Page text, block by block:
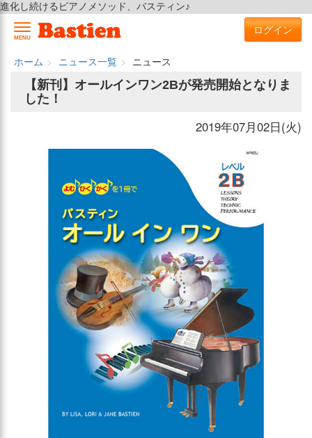
進化し続けるピアノメソッド、バスティン♪
MENU
ログイン
ホーム ニュース一覧
ニュース
【新刊】オールインワン2Bが発売開始となりま
した！
2019年07月02日(火)